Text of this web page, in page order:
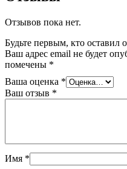
Отзывов пока нет.
Будьте первым, кто оставил
Ваш адрес email не будет
помечены *
Ваша оценка *
Ваш отзыв *
Имя *